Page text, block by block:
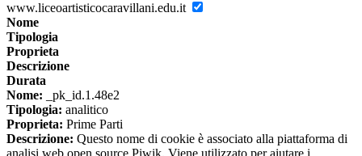
www.liceoartisticocaravillani.edu.it
Nome
Tipologia
Proprieta
Descrizione
Durata
Nome: _pk_id.1.48e2
Tipologia: analitico
Proprieta: Prime Parti
Descrizione: Questo nome di cookie è associato alla piattaforma di
analisi web open source Piwik. Viene utilizzato per aiutare i